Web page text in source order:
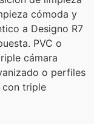
cómoda y
a Designo R7
PVC o
cámara
o perfiles
con triple